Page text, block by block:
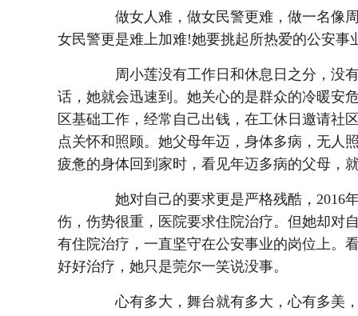
做女人难，做女民警更难，做一名像周
女民警更是难上加难!她要挑起所热爱的公安
周小莲没有工作日和休息日之分，没有
话，她就会迅速到。她关心的是群众的冷暖安
区基础工作，经常自己出钱，在工休日邀请社
点关怀和照顾。她父母年迈，身体多病，无人
疲惫的身体回到家时，看见年迈多病的父母，
她对自己的要求更是严格残酷，2016年
伤，伤势很重，医院要求住院治疗。但她却对
有住院治疗，一直坚守在公安事业的岗位上。
好好治疗，她只是莞尔一笑说没事。
心有多大，舞台就有多大，心有多美，